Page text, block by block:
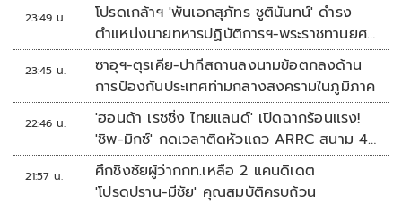
23:49 น.
โปรดเกล้าฯ 'พันเอกสุภัทร ชูตินันทน์' ดำรง
ตำแหน่งนายทหารปฏิบัติการฯ-พระราชทานยศ
'พลตรี'
23:45 น.
ซาอุฯ-ตุรเคีย-ปากีสถานลงนามข้อตกลงด้าน
การป้องกันประเทศท่ามกลางสงครามในภูมิภาค
22:46 น.
'ฮอนด้า เรซซิ่ง ไทยแลนด์' เปิดฉากร้อนแรง!
'ชิพ-มิกซ์' กดเวลาติดหัวแถว ARRC สนาม 4
ที่มัลดาลิกา
21:57 น.
ศึกชิงชัยผู้ว่ากกท.เหลือ 2 แคนดิเดต
'โปรดปราน-มีชัย' คุณสมบัติครบถ้วน